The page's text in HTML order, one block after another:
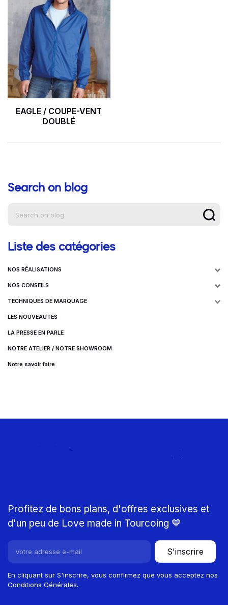
EAGLE / COUPE-VENT
DOUBLÉ
Aide à la navigation
Search on blog
Liste des catégories
NOS RÉALISATIONS
NOS CONSEILS
TECHNIQUES DE MARQUAGE
LES NOUVEAUTÉS
LA PRESSE EN PARLE
NOTRE ATELIER / NOTRE SHOWROOM
Notre savoir faire
Rejoignez le Club
Profitez de bons plans, d'offres exclusives et
d'un peu de Love made in Tourcoing 💙
S'inscrire
En cliquant sur S'inscrire, vous confirmez que vous acceptez nos
Conditions Générales.